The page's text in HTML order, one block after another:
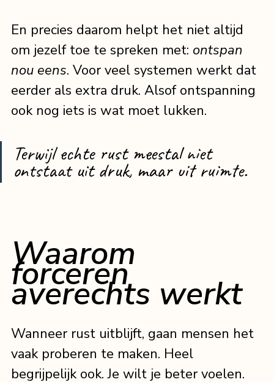
En precies daarom helpt het niet altijd
om jezelf toe te spreken met: ontspan
nou eens. Voor veel systemen werkt dat
eerder als extra druk. Alsof ontspanning
ook nog iets is wat moet lukken.
Terwijl echte rust meestal niet
ontstaat uit druk, maar uit ruimte.
Waarom
forceren
averechts werkt
Wanneer rust uitblijft, gaan mensen het
vaak proberen te maken. Heel
begrijpelijk ook. Je wilt je beter voelen.